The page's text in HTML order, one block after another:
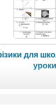
для
уроки